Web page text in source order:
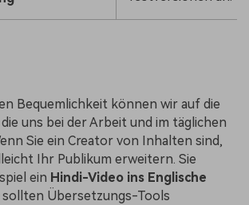
Bequemlichkeit können wir auf die
uns bei der Arbeit und im täglichen
Sie ein Creator von Inhalten sind,
Ihr Publikum erweitern. Sie
ein Hindi-Video ins Englische
sollten Übersetzungs-Tools